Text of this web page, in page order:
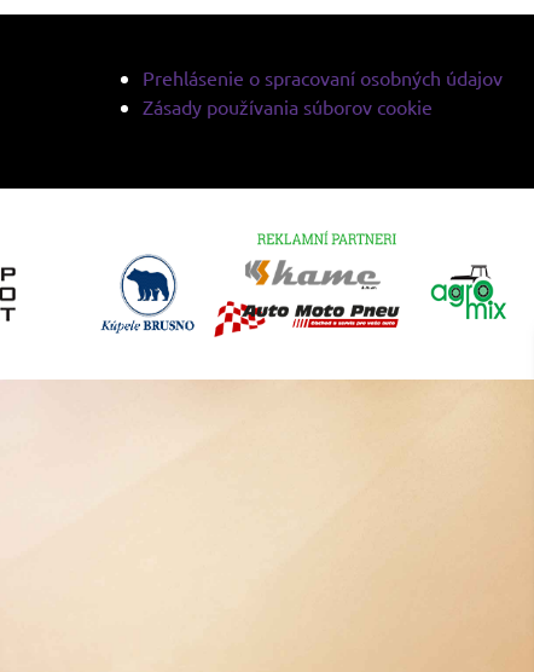
Prehlásenie o spracovaní osobných údajov
Zásady používania súborov cookie